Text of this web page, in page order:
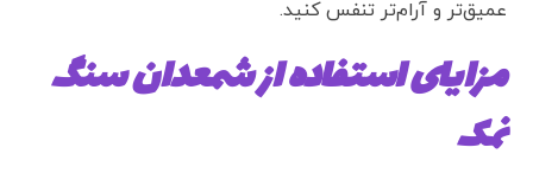
عمیق‌تر و آرام‌تر تنفس کنید.
مزایای استفاده از شمعدان سنگ
نمک